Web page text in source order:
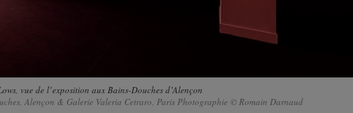
vue de l’exposition aux Bains-Douches d’Alençon
Alençon & Galerie Valeria Cetraro, Paris Photographie © Romain Darnaud